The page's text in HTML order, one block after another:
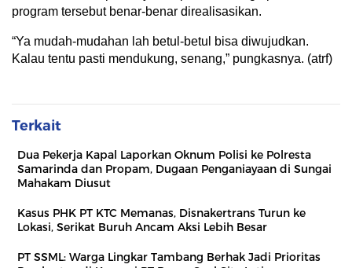
program tersebut benar-benar direalisasikan.
“Ya mudah-mudahan lah betul-betul bisa diwujudkan.
Kalau tentu pasti mendukung, senang,” pungkasnya. (atrf)
Terkait
Dua Pekerja Kapal Laporkan Oknum Polisi ke Polresta
Samarinda dan Propam, Dugaan Penganiayaan di Sungai
Mahakam Diusut
Kasus PHK PT KTC Memanas, Disnakertrans Turun ke
Lokasi, Serikat Buruh Ancam Aksi Lebih Besar
PT SSML: Warga Lingkar Tambang Berhak Jadi Prioritas